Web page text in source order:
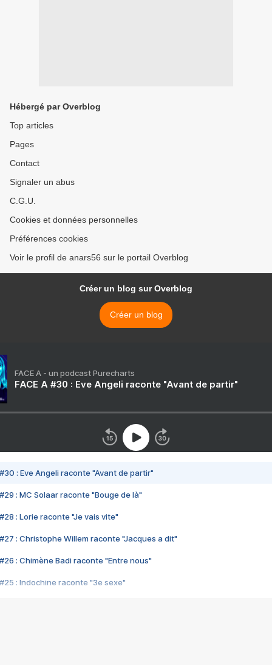
Hébergé par Overblog
Top articles
Pages
Contact
Signaler un abus
C.G.U.
Cookies et données personnelles
Préférences cookies
Voir le profil de anars56 sur le portail Overblog
Créer un blog sur Overblog
Créer un blog
FACE A - un podcast Purecharts
FACE A #30 : Eve Angeli raconte "Avant de partir"
#30 : Eve Angeli raconte "Avant de partir"
#29 : MC Solaar raconte "Bouge de là"
#28 : Lorie raconte "Je vais vite"
#27 : Christophe Willem raconte "Jacques a dit"
#26 : Chimène Badi raconte "Entre nous"
#25 : Indochine raconte "3e sexe"